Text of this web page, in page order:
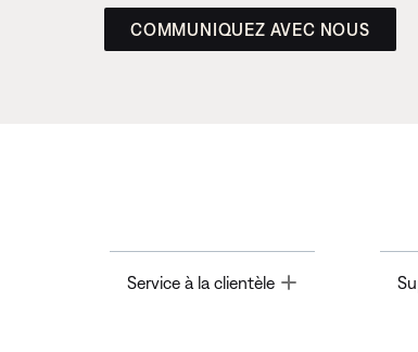
COMMUNIQUEZ AVEC NOUS
Service à la clientèle Toggle